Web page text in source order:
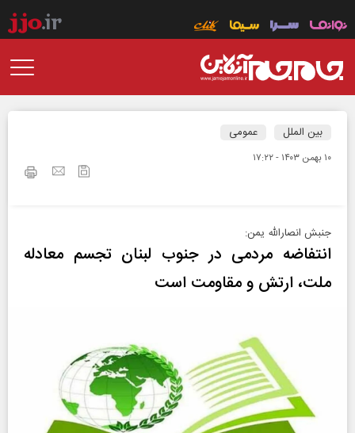
بین الملل عمومی
۱۰ بهمن ۱۴۰۳ - ۱۷:۲۲
جنبش انصارالله یمن:
انتفاضه مردمی در جنوب لبنان تجسم معادله
ملت، ارتش و مقاومت است